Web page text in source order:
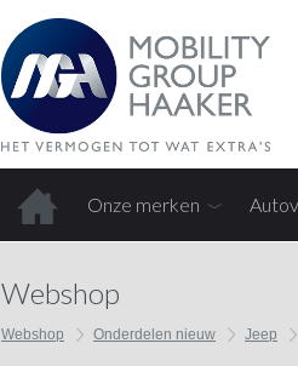
Onze merken
Webshop
Webshop Onderdelen nieuw Jeep